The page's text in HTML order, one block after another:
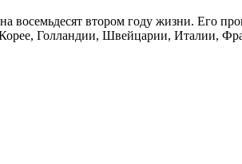
восемьдесят втором году жизни. Его
Голландии, Швейцарии, Италии,